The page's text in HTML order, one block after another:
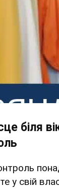
біля
у свій